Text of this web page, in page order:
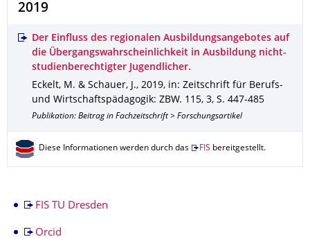
2019
Der Einfluss des regionalen Ausbildungsangebotes auf
die Übergangswahrscheinlichkeit in Ausbildung nicht-
studienberechtigter Jugendlicher.
Eckelt, M. & Schauer, J., 2019, in: Zeitschrift für Berufs-
und Wirtschaftspädagogik: ZBW. 115, 3, S. 447-485
Publikation: Beitrag in Fachzeitschrift > Forschungsartikel
Diese Informationen werden durch das FIS bereitgestellt.
FIS TU Dresden
Orcid